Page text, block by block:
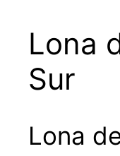
Lona
Sur
Lona